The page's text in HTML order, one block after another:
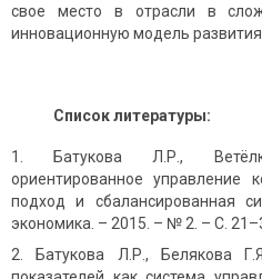
свое место в отрасли в
инновационную модель развития.
Список литературы:
Батукова Л.Р.,
ориентированное управление
подход и сбалансированная
экономика. – 2015. – № 2. – С.
Батукова Л.Р., Белякова